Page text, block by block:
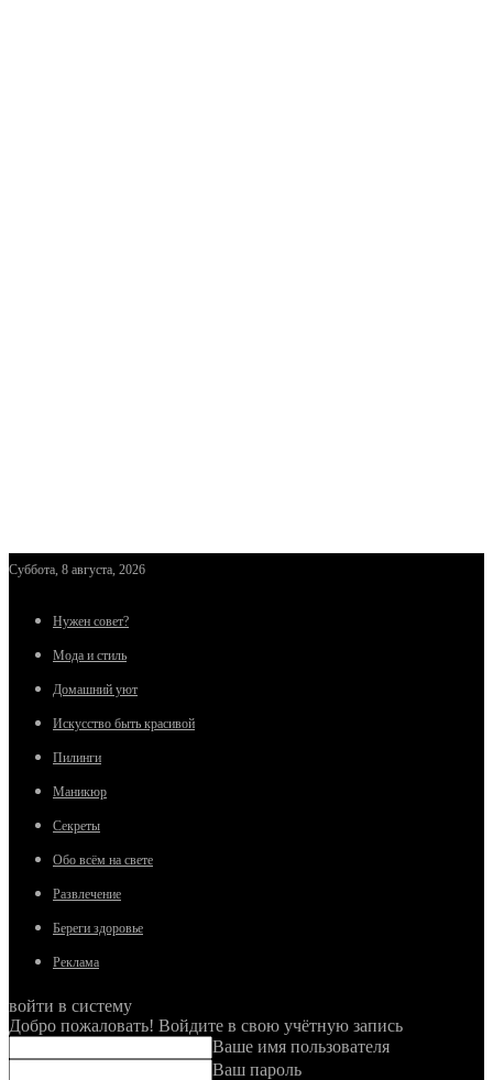
Суббота, 8 августа, 2026
Нужен совет?
Мода и стиль
Домашний уют
Искусство быть красивой
Пилинги
Маникюр
Секреты
Обо всём на свете
Развлечение
Береги здоровье
Реклама
войти в систему
Добро пожаловать! Войдите в свою учётную запись
Ваше имя пользователя
Ваш пароль